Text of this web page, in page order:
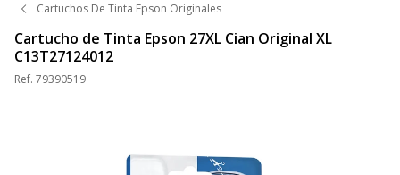
Cartuchos De Tinta Epson Originales
Cartucho de Tinta Epson 27XL Cian Original XL
C13T27124012
Ref. 79390519